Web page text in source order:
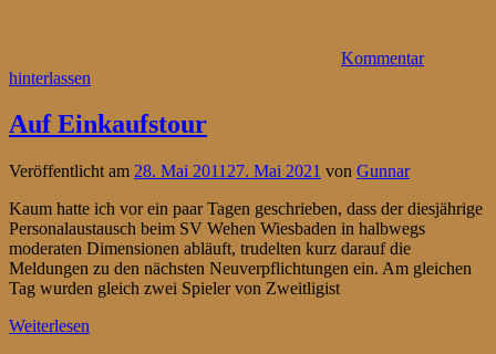
Kommentar
hinterlassen
Auf Einkaufstour
Veröffentlicht am 28. Mai 2011 27. Mai 2021 von Gunnar
Kaum hatte ich vor ein paar Tagen geschrieben, dass der diesjährige
Personalaustausch beim SV Wehen Wiesbaden in halbwegs
moderaten Dimensionen abläuft, trudelten kurz darauf die
Meldungen zu den nächsten Neuverpflichtungen ein. Am gleichen
Tag wurden gleich zwei Spieler von Zweitligist
Weiterlesen